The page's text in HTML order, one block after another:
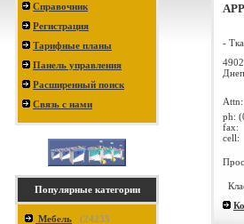
Справочник
Регистрация
Тарифные планы
Панель управления
Расширенный поиск
Связь с нами
Популярные категории
Мебель (24235
-
Attn:
ph:
fax:
cell: